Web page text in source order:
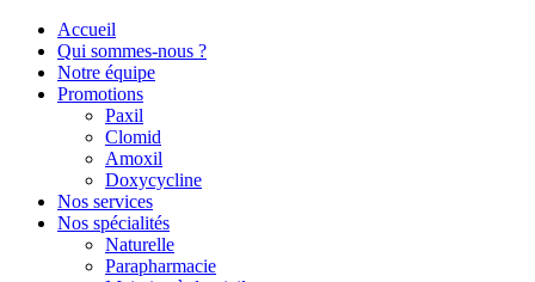
Accueil
Qui sommes-nous ?
Notre équipe
Promotions
Paxil
Clomid
Amoxil
Doxycycline
Nos services
Nos spécialités
Naturelle
Parapharmacie